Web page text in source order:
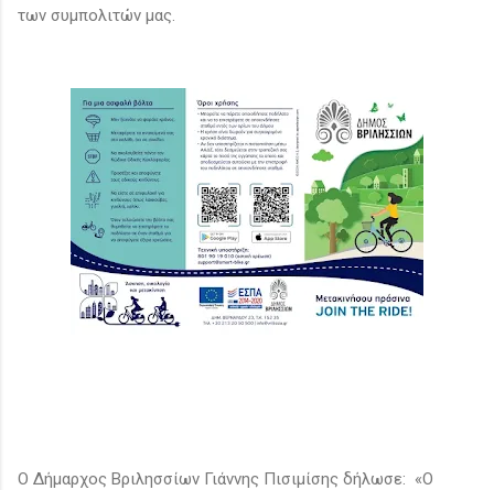
των συμπολιτών μας.
Ο Δήμαρχος Βριλησσίων Γιάννης Πισιμίσης δήλωσε: «Ο